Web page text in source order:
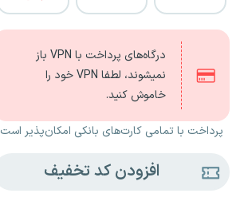
درگاه‌های پرداخت با VPN باز
نمیشوند، لطفا VPN خود را
خاموش کنید.
پرداخت با تمامی کارت‌های بانکی امکان‌پذیر است
افزودن کد تخفیف